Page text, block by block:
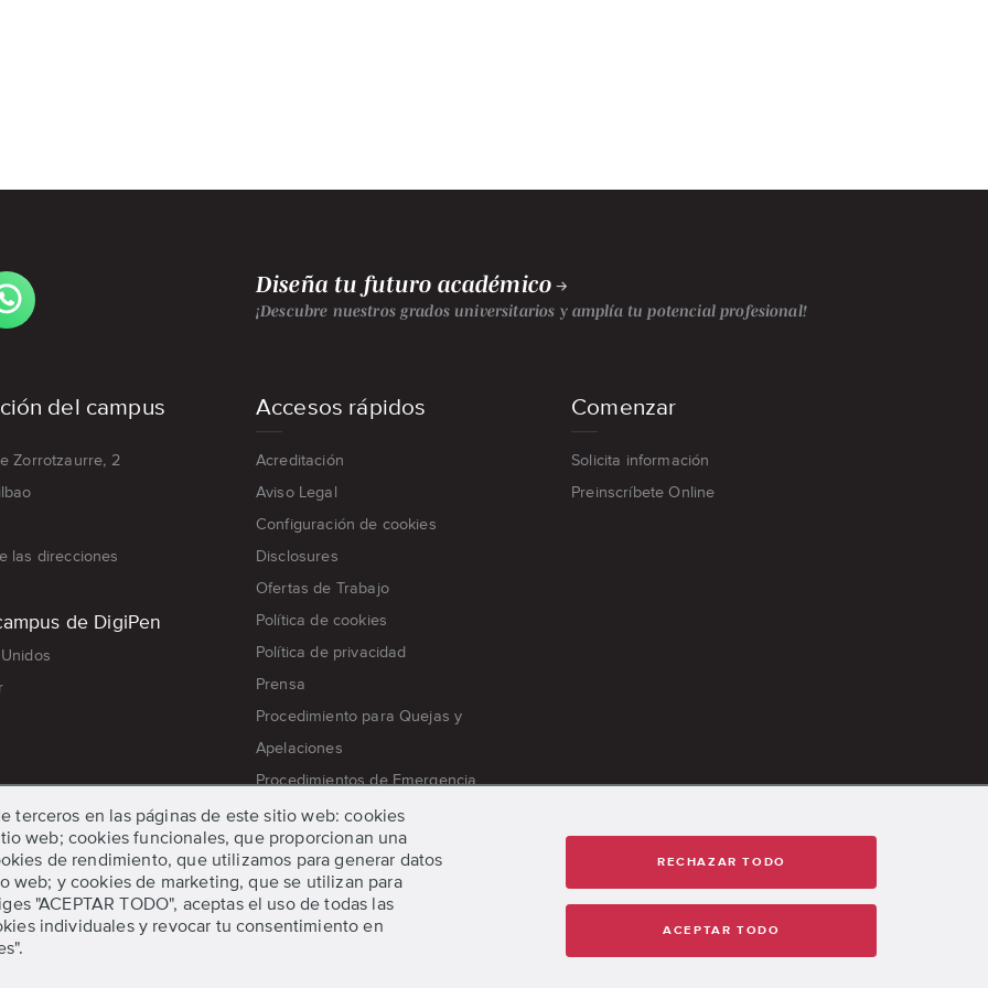
Diseña tu futuro académico
¡Descubre nuestros grados universitarios y amplía tu potencial profesional!
del campus
Zorrotzaurre, 2
las direcciones
de DigiPen
Accesos rápidos
Acreditación
Aviso Legal
Configuración de cookies
Disclosures
Ofertas de Trabajo
Política de cookies
Política de privacidad
Prensa
Procedimiento para Quejas y
Apelaciones
Procedimientos de Emergencia
Términos y condiciones
Comenzar
Solicita información
Preinscríbete Online
© 2026 DigiPen, Todos los derechos reservados.
terceros en las páginas de este sitio web: cookies
web; cookies funcionales, que proporcionan una
de rendimiento, que utilizamos para generar datos
web; y cookies de marketing, que se utilizan para
"ACEPTAR TODO", aceptas el uso de todas las
individuales y revocar tu consentimiento en
RECHAZAR TODO
ACEPTAR TODO